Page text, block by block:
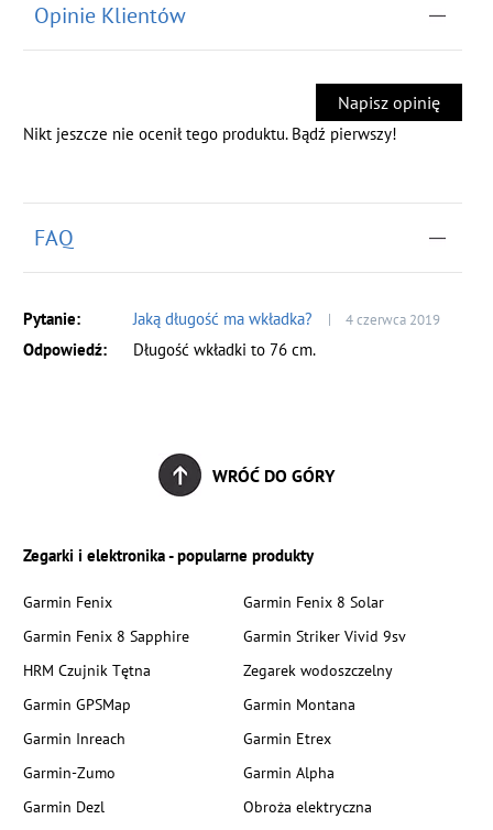
Opinie Klientów
Napisz opinię
Nikt jeszcze nie ocenił tego produktu. Bądź pierwszy!
FAQ
Jaką długość ma wkładka? 4 czerwca 2019
Długość wkładki to 76 cm.
WRÓĆ DO GÓRY
Zegarki i elektronika - popularne produkty
Garmin Fenix
Garmin Fenix 8 Solar
Garmin Fenix 8 Sapphire
Garmin Striker Vivid 9sv
HRM Czujnik Tętna
Zegarek wodoszczelny
Garmin GPSMap
Garmin Montana
Garmin Inreach
Garmin Etrex
Garmin-Zumo
Garmin Alpha
Garmin Dezl
Obroża elektryczna